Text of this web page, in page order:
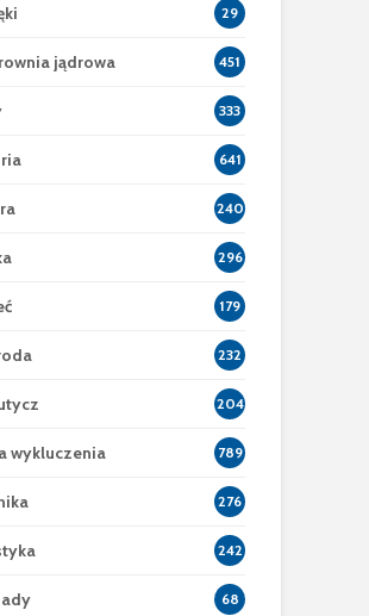
29
jądrowa 451
333
641
240
296
179
232
204
wykluczenia 789
276
242
68